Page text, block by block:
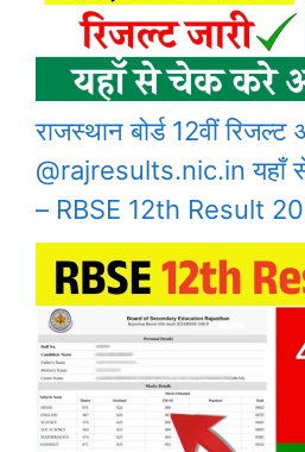
राजस्थान बोर्ड 12वीं
@rajresults.nic.in यहाँ
– RBSE 12th Result